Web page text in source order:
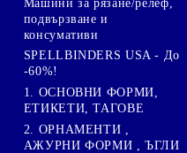
Машини за рязане/релеф,
подвързване и
консумативи
SPELLBINDERS USA - До
-60%!
1. ОСНОВНИ ФОРМИ,
ЕТИКЕТИ, ТАГОВЕ
2. ОРНАМЕНТИ ,
АЖУРНИ ФОРМИ , ЪГЛИ